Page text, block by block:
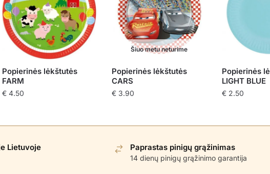
Popierinės lėkštutės
FARM
€4.50
Šiuo metu neturime
Popierinės lėkštutės
CARS
€ 3.90
Popierinės
LIGHT BLUE
€ 2.50
Lietuvoje Paprastas pinigų grąžinimas
14 dienų pinigų grąžinimo garantija